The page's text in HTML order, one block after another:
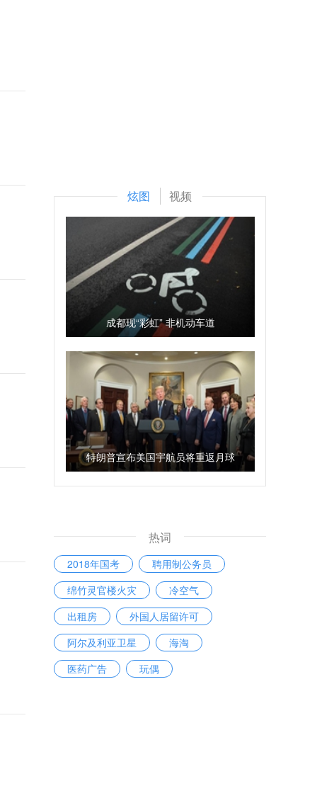
炫图 视频
成都现“彩虹” 非机动车道
特朗普宣布美国宇航员将重返月球
热词
2018年国考
聘用制公务员
绵竹灵官楼火灾
冷空气
出租房
外国人居留许可
阿尔及利亚卫星
海淘
医药广告
玩偶